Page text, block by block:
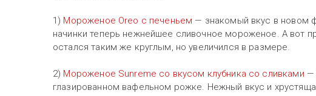
1) Мороженое Oreo с печеньем — знакомый вкус в новом
начинки теперь нежнейшее сливочное мороженое. А вот
остался таким же круглым, но увеличился в размере.
2) Мороженое Sunreme со вкусом клубника со сливками —
глазированном вафельном рожке. Нежный вкус и